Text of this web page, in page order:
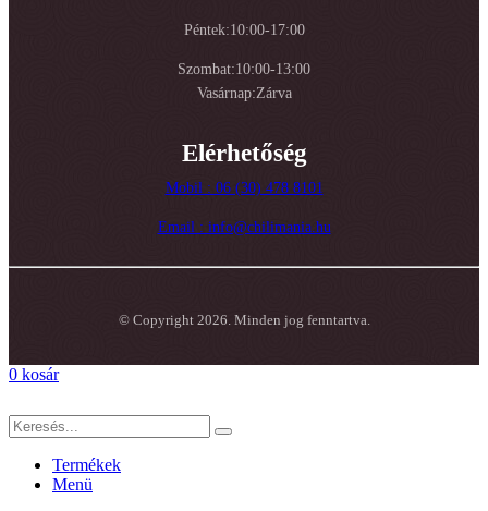
Péntek:10:00-17:00
Szombat:10:00-13:00
Vasárnap:Zárva
Elérhetőség
Mobil : 06 (30) 478 8101
Email : info@chilimania.hu
© Copyright 2026. Minden jog fenntartva.
0 kosár
Termékek
Menü